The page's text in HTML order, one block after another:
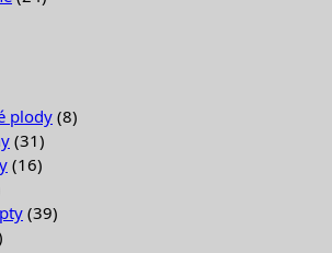
plody(8)
(31)
(16)
(39)